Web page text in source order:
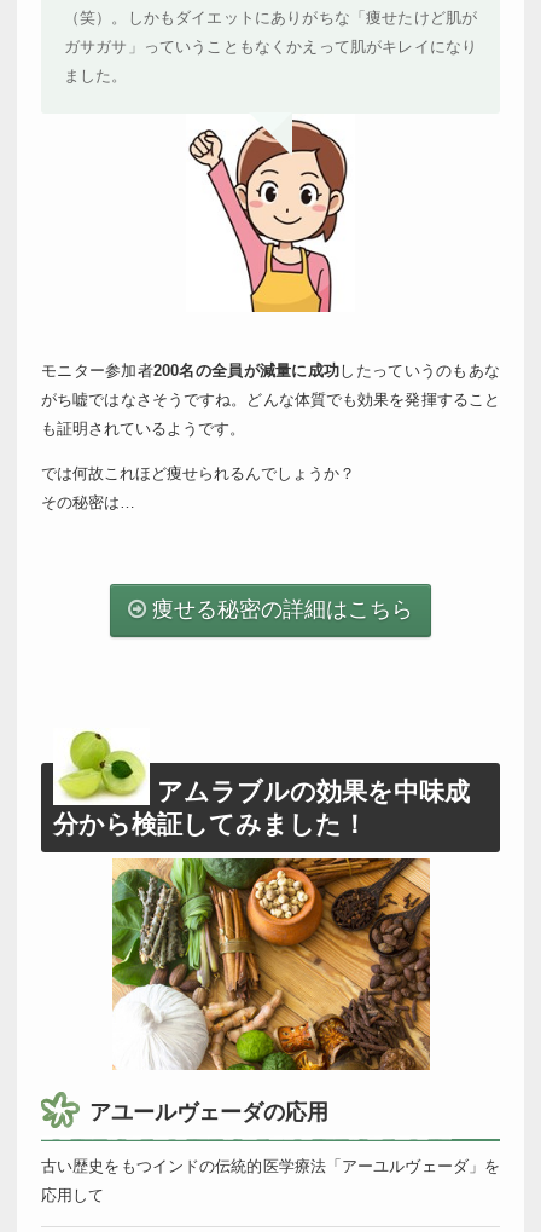
（笑）。しかもダイエットにありがちな「痩せたけど肌が
ガサガサ」っていうこともなくかえって肌がキレイになり
ました。
モニター参加者200名の全員が減量に成功したっていうのもあな
がち嘘ではなさそうですね。どんな体質でも効果を発揮すること
も証明されているようです。
では何故これほど痩せられるんでしょうか？
その秘密は…
痩せる秘密の詳細はこちら
アムラブルの効果を中味成
分から検証してみました！
アユールヴェーダの応用
古い歴史をもつインドの伝統的医学療法「アーユルヴェーダ」を
応用して